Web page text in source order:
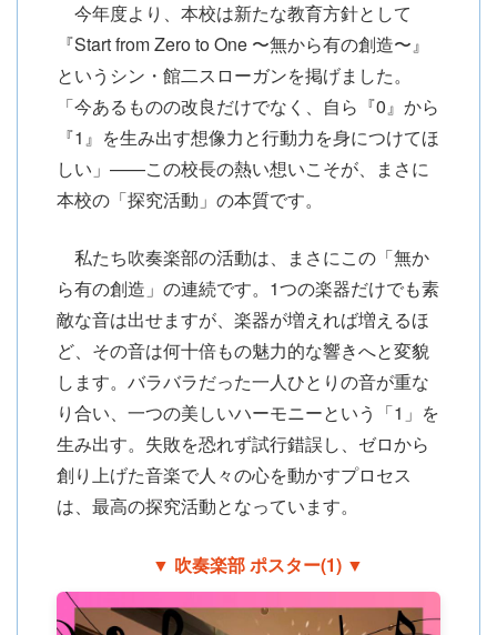
今年度より、本校は新たな教育方針として
『Start from Zero to One 〜無から有の創造〜』
というシン・館二スローガンを掲げました。
「今あるものの改良だけでなく、自ら『0』から
『1』を生み出す想像力と行動力を身につけてほ
しい」——この校長の熱い想いこそが、まさに
本校の「探究活動」の本質です。
私たち吹奏楽部の活動は、まさにこの「無か
ら有の創造」の連続です。1つの楽器だけでも素
敵な音は出せますが、楽器が増えれば増えるほ
ど、その音は何十倍もの魅力的な響きへと変貌
します。バラバラだった一人ひとりの音が重な
り合い、一つの美しいハーモニーという「1」を
生み出す。失敗を恐れず試行錯誤し、ゼロから
創り上げた音楽で人々の心を動かすプロセス
は、最高の探究活動となっています。
▼ 吹奏楽部 ポスター(1) ▼